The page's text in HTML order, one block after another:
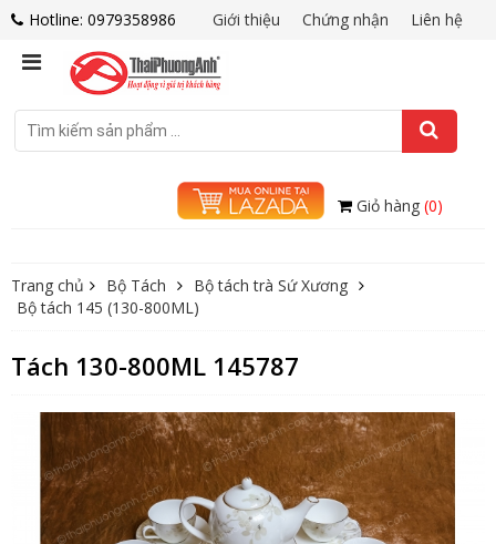
Hotline: 0979358986 Liên hệ
Chứng nhận
Giới thiệu
Giỏ hàng (0)
Trang chủ Bộ Tách
Bộ tách trà Sứ Xương
Bộ tách 145 (130-800ML)
Tách 130-800ML 145787